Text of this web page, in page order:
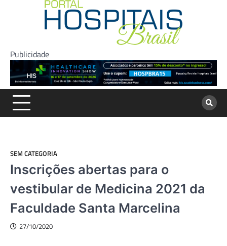
Publicidade
SEM CATEGORIA
Inscrições abertas para o
vestibular de Medicina 2021 da
Faculdade Santa Marcelina
27/10/2020